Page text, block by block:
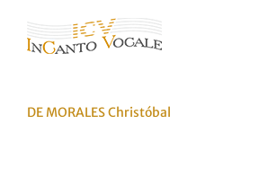
inhoud
DE MORALES Christóbal